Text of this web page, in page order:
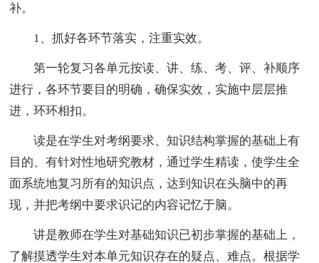
补。
1、抓好各环节落实，注重实效。
第一轮复习各单元按读、讲、练、考、评、补顺序
进行，各环节要目的明确，确保实效，实施中层层推
进，环环相扣。
读是在学生对考纲要求、知识结构掌握的基础上有
目的、有针对性地研究教材，通过学生精读，使学生全
面系统地复习所有的知识点，达到知识在头脑中的再
现，并把考纲中要求识记的内容记忆于脑。
讲是教师在学生对基础知识已初步掌握的基础上，
了解摸透学生对本单元知识存在的疑点、难点。根据学